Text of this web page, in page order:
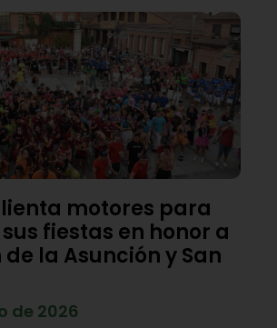
motores para
fiestas en honor a
la Asunción y San
de 2026